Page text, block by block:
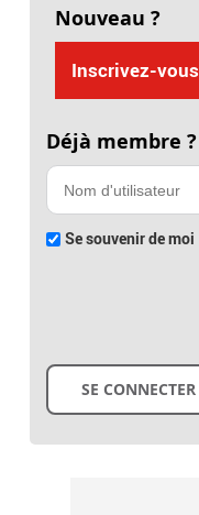
Nouveau ?
Inscrivez-vous
Déjà membre ?
Se souvenir de moi